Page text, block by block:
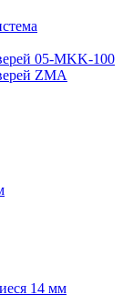
05-MKK-100
ZMA
14 мм